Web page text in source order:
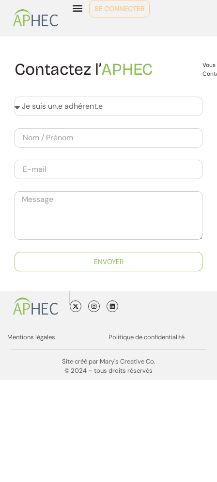
SE CONNECTER
Contactez l’APHEC
ENVOYER
Mentions légales Politique de confidentialité
Site créé par Mary's Creative Co.
© 2024 – tous droits réservés